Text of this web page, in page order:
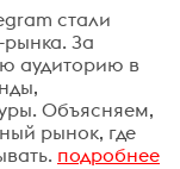
стали
За
аудиторию в
Объясняем,
рынок, где
подробнее